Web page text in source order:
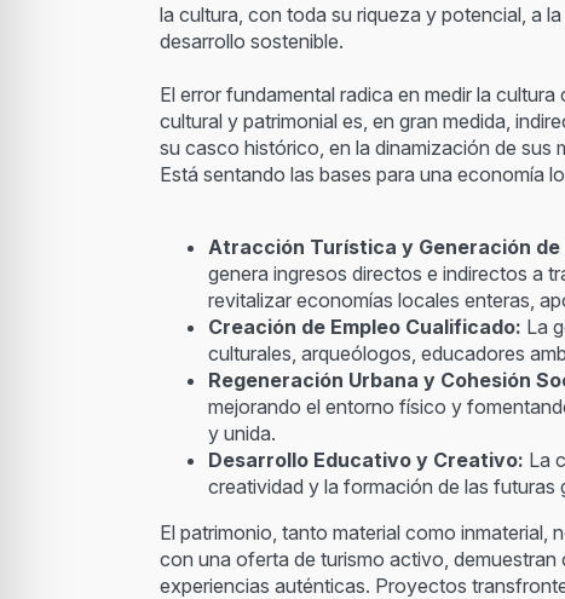
la cultura, con toda su riqueza y potencial, a
desarrollo sostenible.
El error fundamental radica en medir la
cultural y patrimonial es, en gran medida,
su casco histórico, en la dinamización de sus
Está sentando las bases para una economía
Atracción Turística y Generación de
genera ingresos directos e indirectos a
revitalizar economías locales enteras,
Creación de Empleo Cualificado: La
culturales, arqueólogos, educadores
Regeneración Urbana y Cohesión
mejorando el entorno físico y
y unida.
Desarrollo Educativo y Creativo: La
creatividad y la formación de las
El patrimonio, tanto material como inmaterial,
con una oferta de turismo activo,
experiencias auténticas. Proyectos